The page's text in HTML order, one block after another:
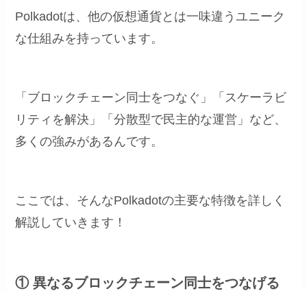
Polkadotは、他の仮想通貨とは一味違うユニーク
な仕組みを持っています。
「ブロックチェーン同士をつなぐ」「スケーラビ
リティを解決」「分散型で民主的な運営」など、
多くの強みがあるんです。
ここでは、そんなPolkadotの主要な特徴を詳しく
解説していきます！
① 異なるブロックチェーン同士をつなげる